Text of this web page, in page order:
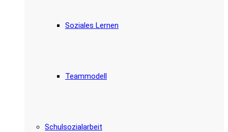
Soziales Lernen
Teammodell
Schulsozialarbeit